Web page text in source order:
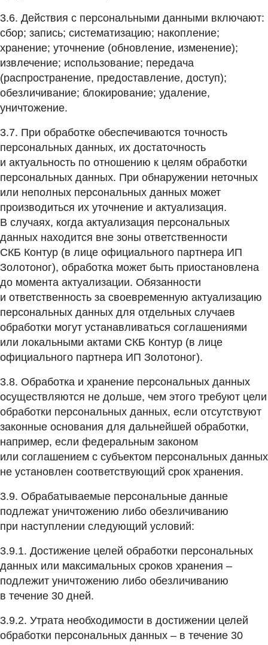
3.6. Действия с персональными данными включают:
сбор; запись; систематизацию; накопление;
хранение; уточнение (обновление, изменение);
извлечение; использование; передача
(распространение, предоставление, доступ);
обезличивание; блокирование; удаление,
уничтожение.
3.7. При обработке обеспечиваются точность
персональных данных, их достаточность
и актуальность по отношению к целям обработки
персональных данных. При обнаружении неточных
или неполных персональных данных может
производиться их уточнение и актуализация.
В случаях, когда актуализация персональных
данных находится вне зоны ответственности
СКБ Контур (в лице официального партнера ИП
Золотоног), обработка может быть приостановлена
до момента актуализации. Обязанности
и ответственность за своевременную актуализацию
персональных данных для отдельных случаев
обработки могут устанавливаться соглашениями
или локальными актами СКБ Контур (в лице
официального партнера ИП Золотоног).
3.8. Обработка и хранение персональных данных
осуществляются не дольше, чем этого требуют цели
обработки персональных данных, если отсутствуют
законные основания для дальнейшей обработки,
например, если федеральным законом
или соглашением с субъектом персональных данных
не установлен соответствующий срок хранения.
3.9. Обрабатываемые персональные данные
подлежат уничтожению либо обезличиванию
при наступлении следующий условий:
3.9.1. Достижение целей обработки персональных
данных или максимальных сроков хранения –
подлежит уничтожению либо обезличиванию
в течение 30 дней.
3.9.2. Утрата необходимости в достижении целей
обработки персональных данных – в течение 30